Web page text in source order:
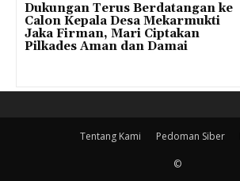
Dukungan Terus Berdatangan ke
Calon Kepala Desa Mekarmukti
Jaka Firman, Mari Ciptakan
Pilkades Aman dan Damai
Tentang Kami Pedoman Siber
©